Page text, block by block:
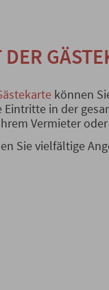
können
in der
Vermieter
Sie vielfältige